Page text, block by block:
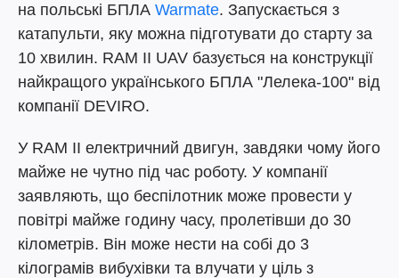
на польські БПЛА Warmate. Запускається з
катапульти, яку можна підготувати до старту за
10 хвилин. RAM II UAV базується на конструкції
найкращого українського БПЛА "Лелека-100" від
компанії DEVIRO.
У RAM II електричний двигун, завдяки чому його
майже не чутно під час роботу. У компанії
заявляють, що беспілотник може провести у
повітрі майже годину часу, пролетівши до 30
кілометрів. Він може нести на собі до 3
кілограмів вибухівки та влучати у ціль з